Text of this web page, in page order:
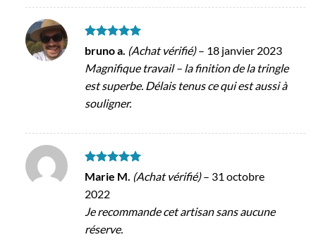
Note5 sur
5
bruno a. (Achat vérifié) – 18 janvier 2023
Magnifique travail – la finition de la tringle
est superbe. Délais tenus ce qui est aussi à
souligner.
Note5 sur
5
Marie M. (Achat vérifié) – 31 octobre
2022
Je recommande cet artisan sans aucune
réserve.